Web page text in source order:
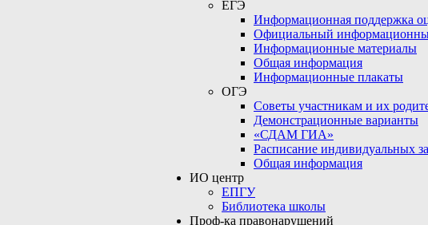
ЕГЭ
Информационная поддержка
Официальный
Информационные материалы
Общая информация
Информационные плакаты
ОГЭ
Советы участникам и их
Демонстрационные варианты
«СДАМ ГИА»
Расписание индивидуальных
Общая информация
ИО центр
ЕПГУ
Библиотека школы
Проф-ка правонарушений